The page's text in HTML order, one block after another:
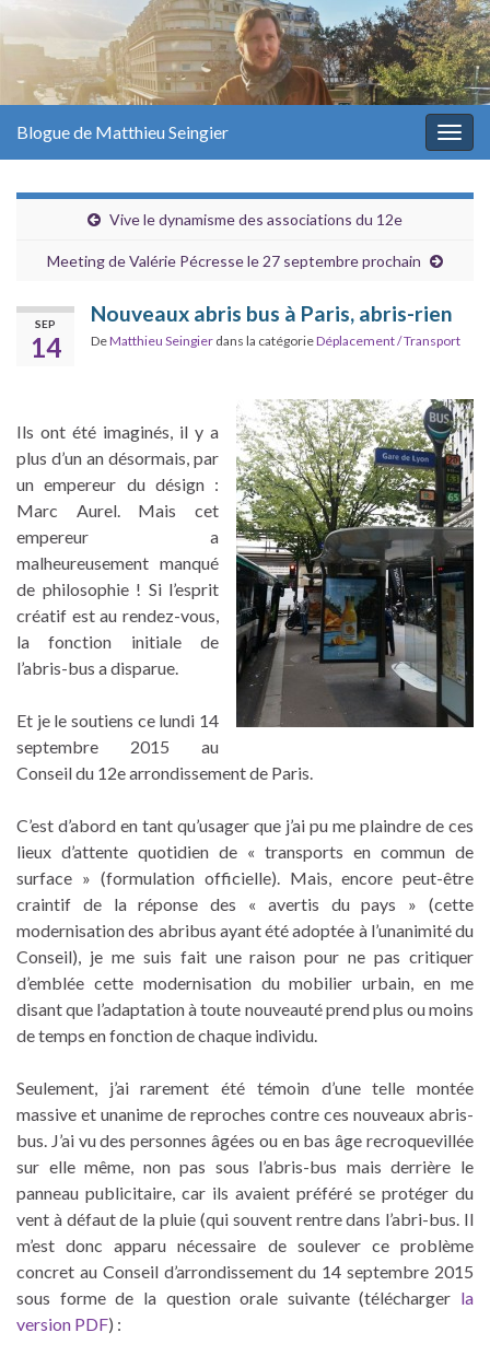
Blogue de Matthieu Seingier
Vive le dynamisme des associations du 12e
Meeting de Valérie Pécresse le 27 septembre prochain
SEP
14
Nouveaux abris bus à Paris, abris-rien
DeMatthieu Seingier dans la catégorieDéplacement / Transport
Ils ont été imaginés, il y a
plus d’un an désormais, par
un empereur du désign :
Marc Aurel. Mais cet
empereur a
malheureusement manqué
de philosophie ! Si l’esprit
créatif est au rendez-vous,
la fonction initiale de
l’abris-bus a disparue.
Et je le soutiens ce lundi 14
septembre 2015 au
Conseil du 12e arrondissement de Paris.
C’est d’abord en tant qu’usager que j’ai pu me plaindre de ces
lieux d’attente quotidien de « transports en commun de
surface » (formulation officielle). Mais, encore peut-être
craintif de la réponse des « avertis du pays » (cette
modernisation des abribus ayant été adoptée à l’unanimité du
Conseil), je me suis fait une raison pour ne pas critiquer
d’emblée cette modernisation du mobilier urbain, en me
disant que l’adaptation à toute nouveauté prend plus ou moins
de temps en fonction de chaque individu.
Seulement, j’ai rarement été témoin d’une telle montée
massive et unanime de reproches contre ces nouveaux abris-
bus. J’ai vu des personnes âgées ou en bas âge recroquevillée
sur elle même, non pas sous l’abris-bus mais derrière le
panneau publicitaire, car ils avaient préféré se protéger du
vent à défaut de la pluie (qui souvent rentre dans l’abri-bus. Il
m’est donc apparu nécessaire de soulever ce problème
concret au Conseil d’arrondissement du 14 septembre 2015
sous forme de la question orale suivante (télécharger la
version PDF) :